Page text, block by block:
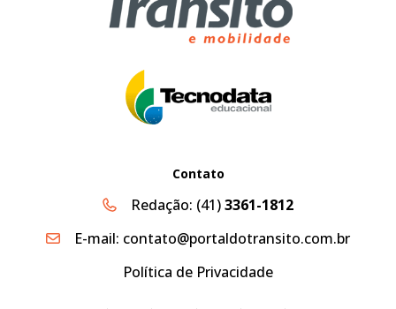
Contato
Redação: (41)3361-1812
E-mail: contato@portaldotransito.com.br
Política de Privacidade